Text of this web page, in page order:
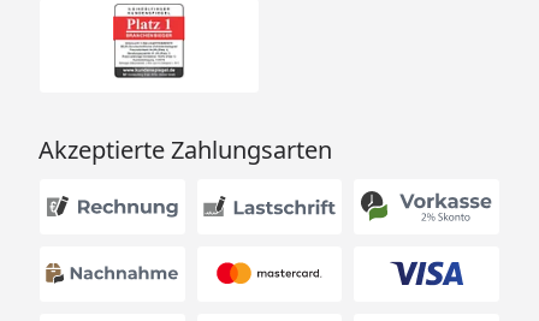
Akzeptierte Zahlungsarten